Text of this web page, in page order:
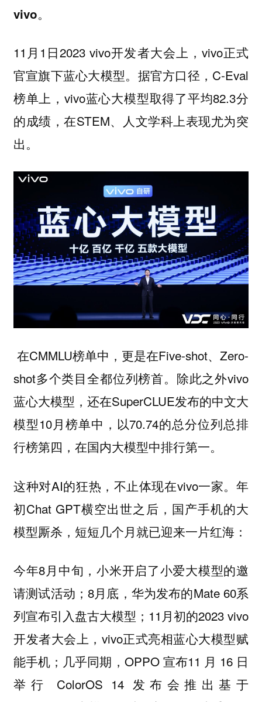
vivo。
11月1日2023 vivo开发者大会上，vivo正式
官宣旗下蓝心大模型。据官方口径，C-Eval
榜单上，vivo蓝心大模型取得了平均82.3分
的成绩，在STEM、人文学科上表现尤为突
出。
在CMMLU榜单中，更是在Five-shot、Zero-
shot多个类目全都位列榜首。除此之外vivo
蓝心大模型，还在SuperCLUE发布的中文大
模型10月榜单中，以70.74的总分位列总排
行榜第四，在国内大模型中排行第一。
这种对AI的狂热，不止体现在vivo一家。年
初Chat GPT横空出世之后，国产手机的大
模型厮杀，短短几个月就已迎来一片红海：
今年8月中旬，小米开启了小爱大模型的邀
请测试活动；8月底，华为发布的Mate 60系
列宣布引入盘古大模型；11月初的2023 vivo
开发者大会上，vivo正式亮相蓝心大模型赋
能手机；几乎同期，OPPO 宣布11 月 16 日
举行 ColorOS 14 发布会推出基于